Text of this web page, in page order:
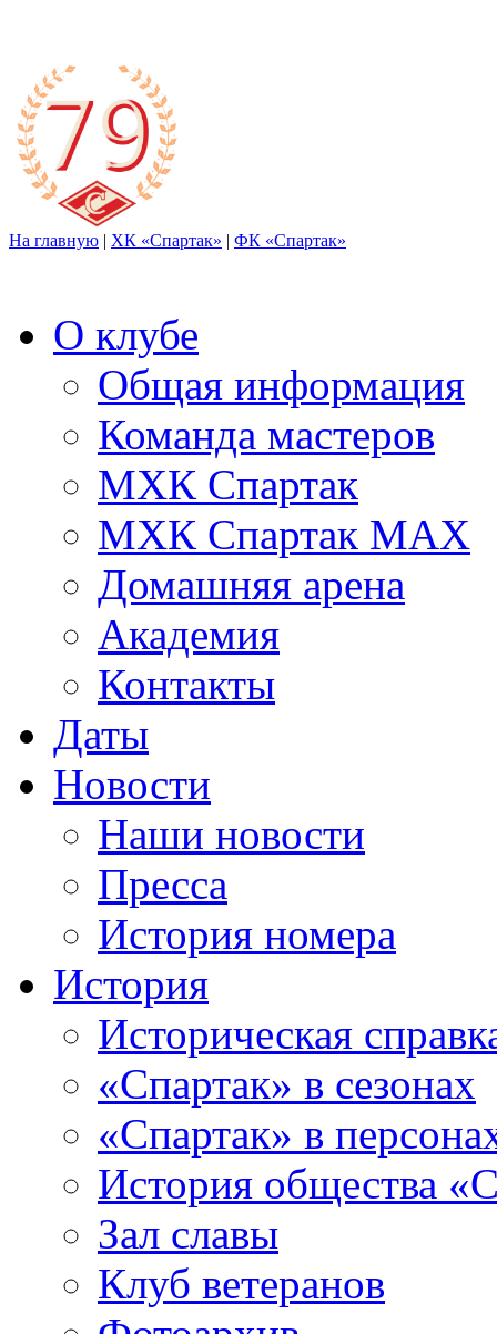
На главную | ХК «Спартак» | ФК «Спартак»
О клубе
Общая информация
Команда мастеров
МХК Спартак
МХК Спартак МАХ
Домашняя арена
Академия
Контакты
Даты
Новости
Наши новости
Пресса
История номера
История
Историческая
«Спартак» в сезонах
«Спартак» в
История общества
Зал славы
Клуб ветеранов